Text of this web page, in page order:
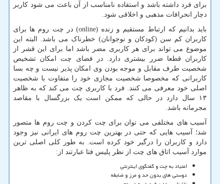
برای فرد داشته باشد و استفاده نامناسب از آن باعث می شود کاربر
دچار انحرافات مذهبی و اخلاقی شود
باید بدانیم که ارتباط مستقیم و زنده (online)
در چت روم ها برای
کاربران کم سن (کودکان و نوجوانان) خطرناک می باشد. البته این
موضوع می تواند برای هر کاربری مضر باشد اما برای این قشر از
کاربران قطعا ضرر بیشتری دارد. در فضای چت امکان تشخیص
شخصیت طرف مقابل و موجه بودن وی امکان پذیر نیست و چه بسا
کاربرانی که مخصوصا شخصیت مجازی خود را متفاوت با شخصیت
اصلی خود معرفی می کنند. فرد با کاربری چت می کند که به ظاهر
۱۳ سال دارد در حالی که ممکن است یک بزرگسال با مقاصد
مجرمانه باشد
آسیب های مختلفی می توان برای چت کردن و چت روم ها متصور
شد؛ آسیب هایی که حتی در بهترین چت روم های ایرانی نیز وجود
دارد و کاربران را درگیر خود کرده است. به طور کلی اصلی ترین
موارد آسیب اتاق های چت از نظر پلیس فتا عبارتند از :
اعتیاد به چت و گفتگوی اینترنتی
دوستی های بدون حد و مرز و ضابطه